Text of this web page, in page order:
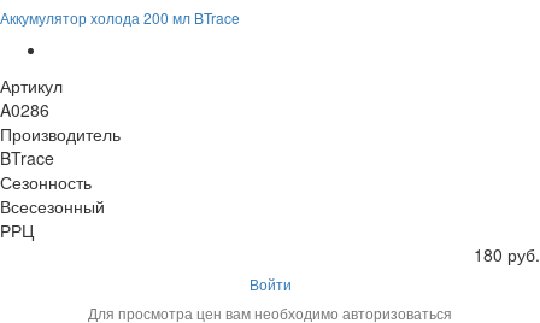
Аккумулятор холода 200 мл BTrace
Артикул
A0286
Производитель
BTrace
Сезонность
Всесезонный
РРЦ
180 руб.
Войти
Для просмотра цен вам необходимо авторизоваться